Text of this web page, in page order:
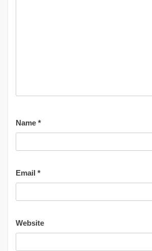
Name *
Email *
Website